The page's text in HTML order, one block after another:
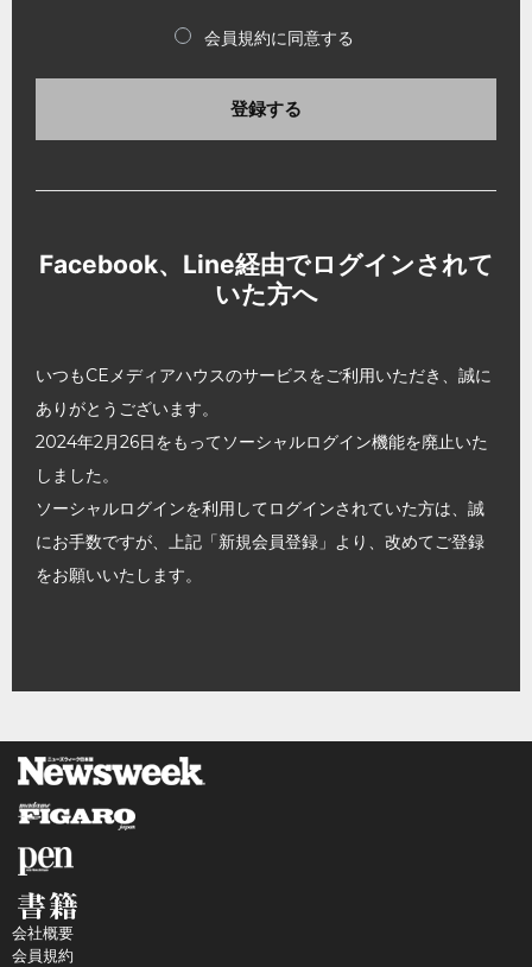
会員規約に同意する
登録する
Facebook、Line経由でログインされて
いた方へ
いつもCEメディアハウスのサービスをご利用いただき、誠に
ありがとうございます。
2024年2月26日をもってソーシャルログイン機能を廃止いた
しました。
ソーシャルログインを利用してログインされていた方は、誠
にお手数ですが、上記「新規会員登録」より、改めてご登録
をお願いいたします。
会社概要
会員規約